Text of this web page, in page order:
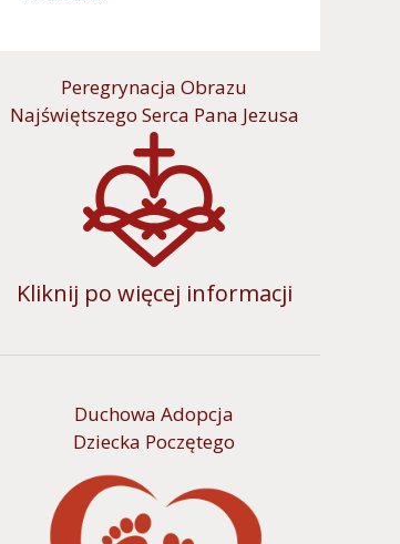
Peregrynacja Obrazu
Najświętszego Serca Pana Jezusa
Kliknij po więcej informacji
Duchowa Adopcja
Dziecka Poczętego